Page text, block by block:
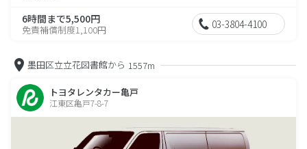
6時間まで5,500円
免責補償制度1,100円 03-3804-4100
墨田区立立花図書館から 1557m
トヨタレンタカー亀戸
江東区亀戸7-8-7